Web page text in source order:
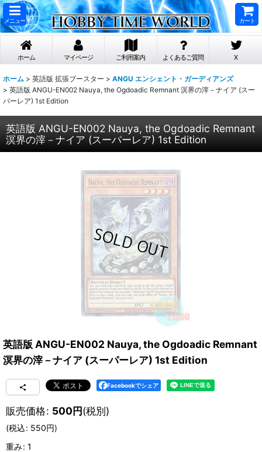
メニュー カート
ホーム マイページ ご利用案内 よくあるご質問 X
ホーム > 英語版 拡張ブースター > ANGU エンシェント・ガーディアンズ
> 英語版 ANGU-EN002 Nauya, the Ogdoadic Remnant 溟界の滓－ナイア (スー
パーレア) 1st Edition
英語版 ANGU-EN002 Nauya, the Ogdoadic Remnant
溟界の滓－ナイア (スーパーレア) 1st Edition
英語版 ANGU-EN002 Nauya, the Ogdoadic Remnant
溟界の滓－ナイア (スーパーレア) 1st Edition
Facebookでシェア
販売価格: 500円(税別)
(税込: 550円)
重み: 1